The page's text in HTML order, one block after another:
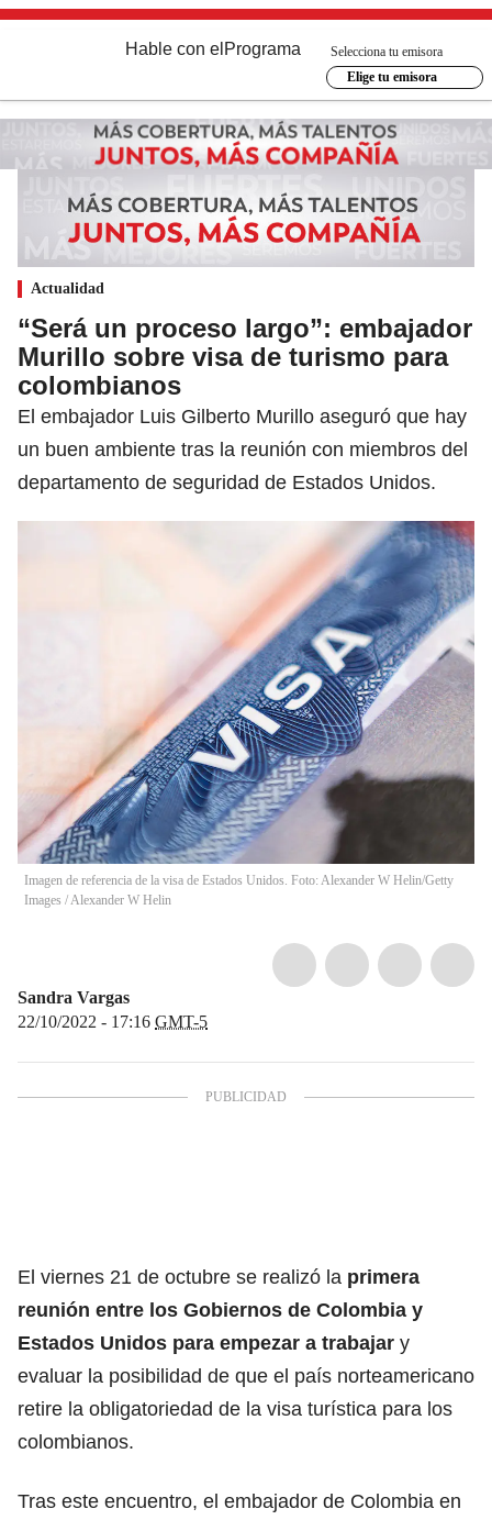
Hable con el Programa
Selecciona tu emisora
Elige tu emisora
Actualidad
“Será un proceso largo”: embajador
Murillo sobre visa de turismo para
colombianos
El embajador Luis Gilberto Murillo aseguró que hay
un buen ambiente tras la reunión con miembros del
departamento de seguridad de Estados Unidos.
Imagen de referencia de la visa de Estados Unidos. Foto: Alexander W Helin/Getty
Images /Alexander W Helin
Sandra Vargas
22/10/2022 - 17:16 GMT-5
El viernes 21 de octubre se realizó la primera
reunión entre los Gobiernos de Colombia y
Estados Unidos para empezar a trabajar y
evaluar la posibilidad de que el país norteamericano
retire la obligatoriedad de la visa turística para los
colombianos.
Tras este encuentro, el embajador de Colombia en